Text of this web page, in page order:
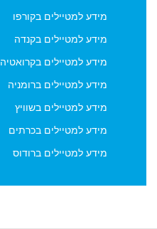
מידע למטיילים בקורפו
מידע למטיילים בקנדה
מידע למטיילים בקרואטיה
מידע למטיילים ברומניה
מידע למטיילים בשוויץ
מידע למטיילים בכרתים
מידע למטיילים ברודוס